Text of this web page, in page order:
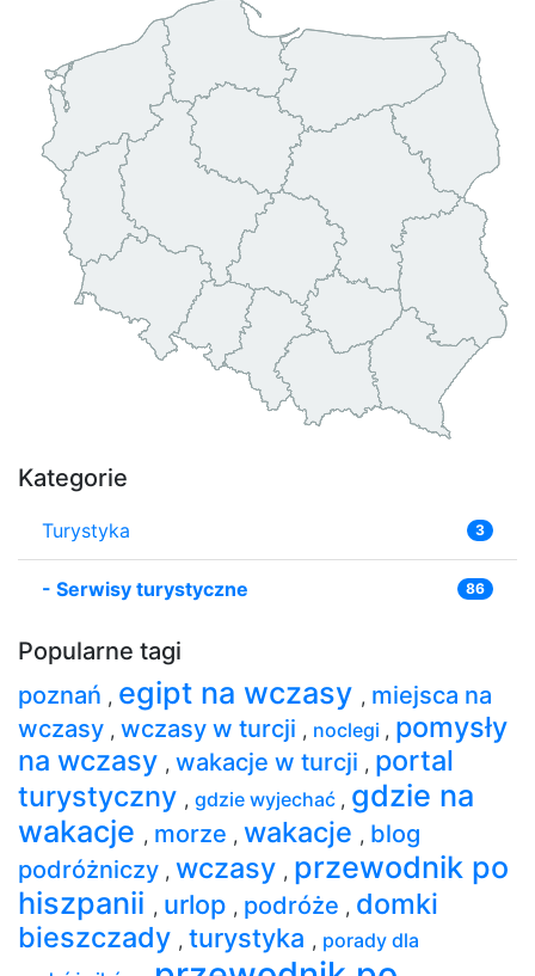
Kategorie
Turystyka 3
- Serwisy turystyczne 86
Popularne tagi
poznań , egipt na wczasy , miejsca na
wczasy , wczasy w turcji , noclegi , pomysły
na wczasy , wakacje w turcji , portal
turystyczny , gdzie wyjechać , gdzie na
wakacje , morze , wakacje , blog
podróżniczy , wczasy , przewodnik po
hiszpanii , urlop , podróże , domki
bieszczady , turystyka , porady dla